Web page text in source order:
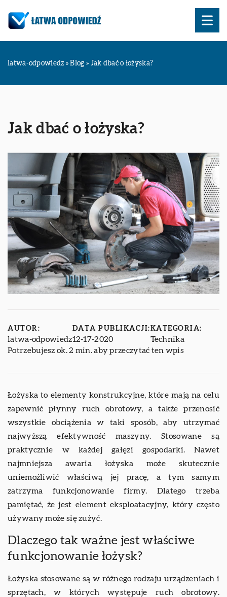
latwa-odpowiedz »Blog » Jak dbać o łożyska?
Jak dbać o łożyska?
AUTOR:
latwa-odpowiedz
DATA PUBLIKACJI:
12-17-2020
KATEGORIA:
Technika
Potrzebujesz ok. 2 min. aby przeczytać ten wpis
Łożyska to elementy konstrukcyjne, które mają na celu
zapewnić płynny ruch obrotowy, a także przenosić
wszystkie obciążenia w taki sposób, aby utrzymać
najwyższą efektywność maszyny. Stosowane są
praktycznie w każdej gałęzi gospodarki. Nawet
najmniejsza awaria łożyska może skutecznie
uniemożliwić właściwą jej pracę, a tym samym
zatrzyma funkcjonowanie firmy. Dlatego trzeba
pamiętać, że jest element eksploatacyjny, który często
używany może się zużyć.
Dlaczego tak ważne jest właściwe
funkcjonowanie łożysk?
Łożyska stosowane są w różnego rodzaju urządzeniach i
sprzętach, w których występuje ruch obrotowy.